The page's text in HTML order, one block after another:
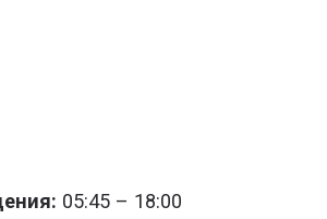
05:45 – 18:00